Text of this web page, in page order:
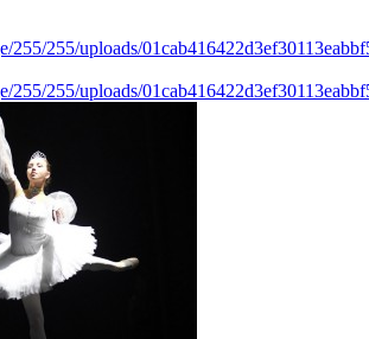
255/255/uploads/
255/255/uploads/